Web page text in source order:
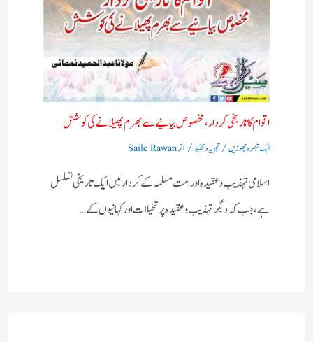
اقوام کا تاریخی کردار،مخصوص بیانیے سے بھرم پھیلانے کی کوشش
ایک تبصرہ چھوڑیں/تجزیہ و تنقید/ ازSaile Rawan
اسلامی تہذیب و عقیدہ اور امت مسلمہ کے کردار میں ایک تاریخی تسلسل
ہے، جب کہ دیگر تہذیب و عقیدہ پر تخیلات اور کہانیوں کے…